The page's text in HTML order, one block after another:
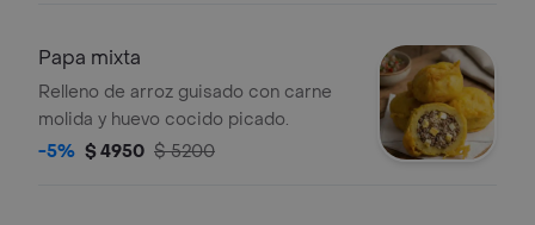
Papa mixta
Relleno de arroz guisado con carne
molida y huevo cocido picado.
-5% $ 4950 $ 5200